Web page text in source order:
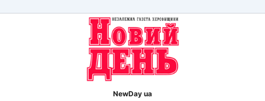
NewDay ua